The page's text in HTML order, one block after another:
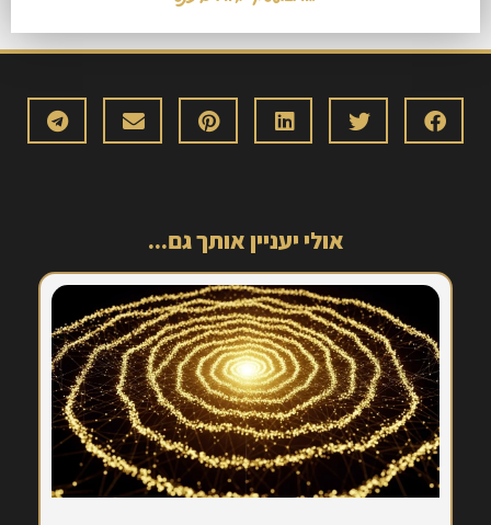
אולי יעניין אותך גם...